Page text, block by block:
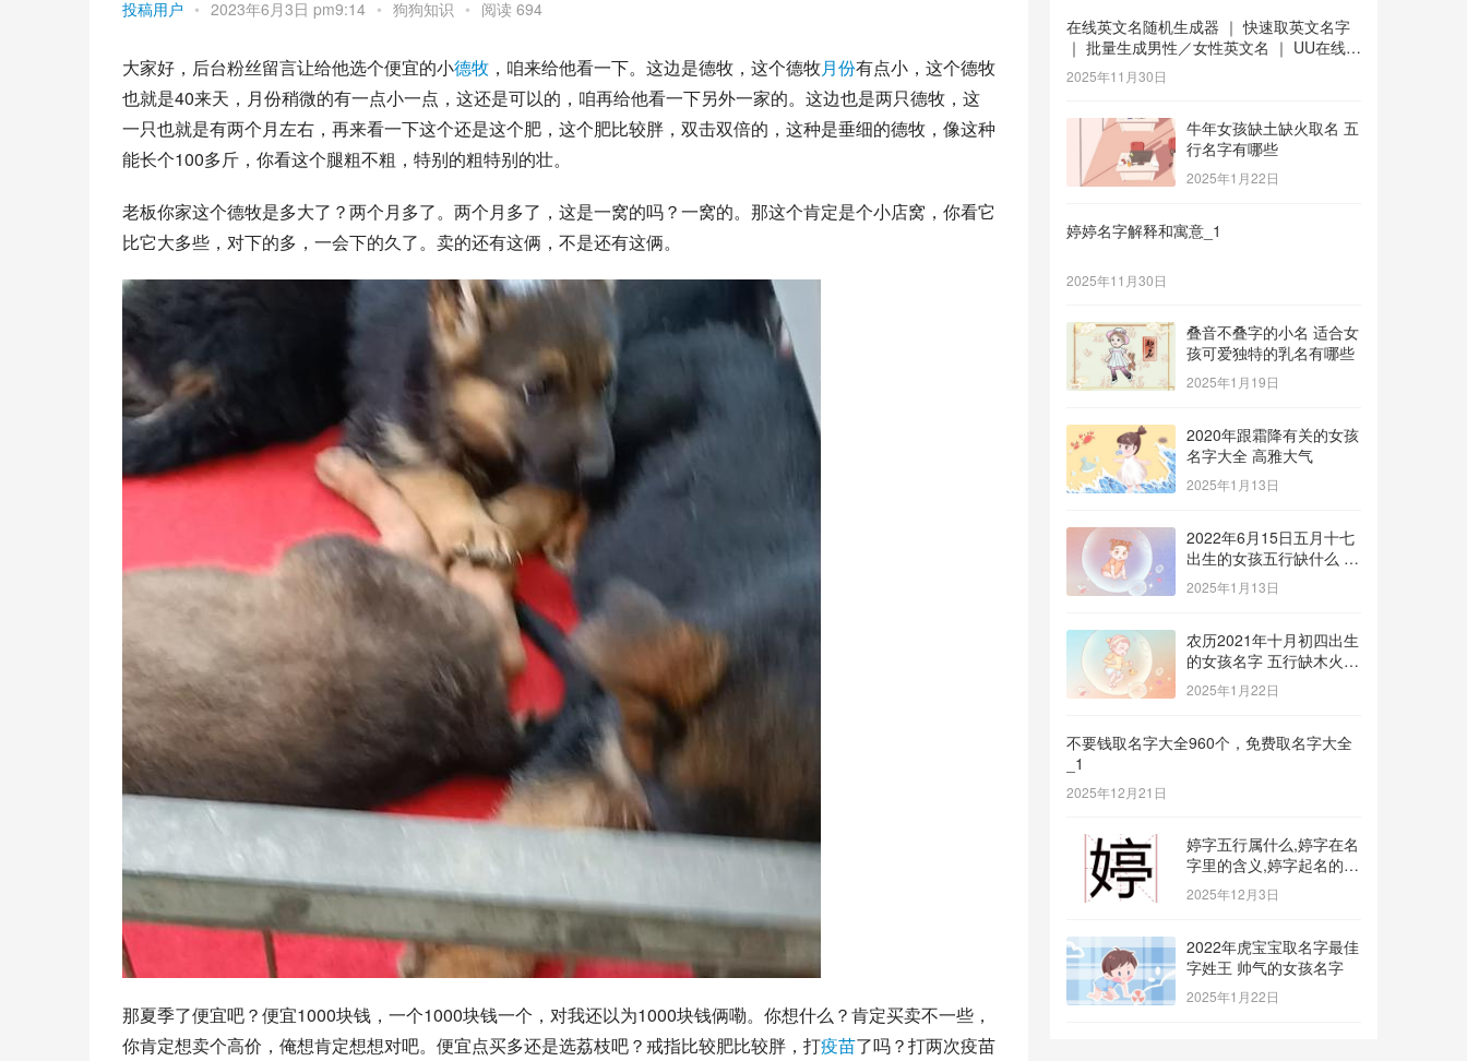
投稿用户 • 2023年6月3日 pm9:14 • 狗狗知识 • 阅读 694
大家好，后台粉丝留言让给他选个便宜的小德牧 ，咱来给他看一下。这边是德牧，这个德牧月份有点小，这个德牧
也就是40来天，月份稍微的有一点小一点，这还是可以的，咱再给他看一下另外一家的。这边也是两只德牧，这
一只也就是有两个月左右，再来看一下这个还是这个肥，这个肥比较胖，双击双倍的，这种是垂细的德牧，像这种
能长个100多斤，你看这个腿粗不粗，特别的粗特别的壮。
老板你家这个德牧是多大了？两个月多了。两个月多了，这是一窝的吗？一窝的。那这个肯定是个小店窝，你看它
比它大多些，对下的多，一会下的久了。卖的还有这俩，不是还有这俩。
那夏季了便宜吧？便宜1000块钱，一个1000块钱一个，对我还以为1000块钱俩嘞。你想什么？肯定买卖不一些，
你肯定想卖个高价，俺想肯定想想对吧。便宜点买多还是选荔枝吧？戒指比较肥比较胖，打疫苗了吗？打两次疫苗
在线英文名随机生成器 ｜ 快速取英文名字
｜ 批量生成男性／女性英文名 ｜ UU在线工
具 _1
2025年11月30日
牛年女孩缺土缺火取名 五
行名字有哪些
2025年1月22日
婷婷名字解释和寓意_1
2025年11月30日
叠音不叠字的小名 适合女
孩可爱独特的乳名有哪些
2025年1月19日
2020年跟霜降有关的女孩
名字大全 高雅大气
2025年1月13日
2022年6月15日五月十七
出生的女孩五行缺什么 补
金的名字推荐
2025年1月13日
农历2021年十月初四出生
的女孩名字 五行缺木火八
字免费取名
2025年1月22日
不要钱取名字大全960个，免费取名字大全
_1
2025年12月21日
婷字五行属什么,婷字在名
字里的含义,婷字起名的寓
意_1
2025年12月3日
2022年虎宝宝取名字最佳
字姓王 帅气的女孩名字
2025年1月22日